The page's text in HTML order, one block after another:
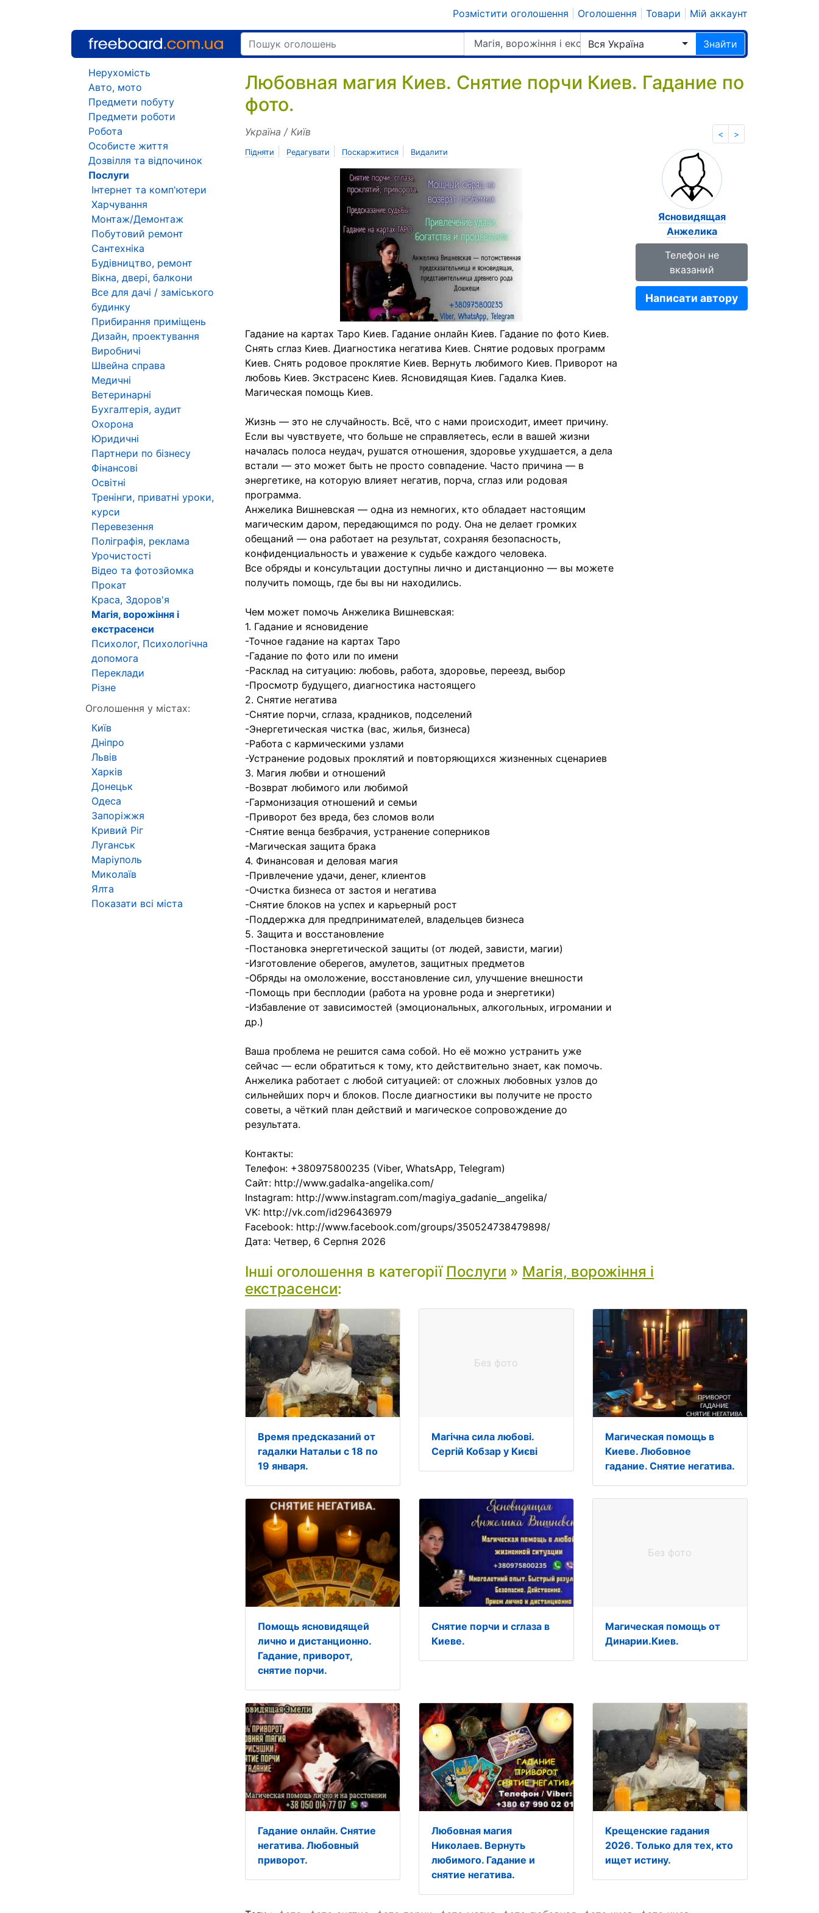
Розмістити оголошення Оголошення Товари Мій аккаунт
Магія, ворожіння і екстрасенси
Вся Україна Знайти
Любовная магия Киев. Снятие порчи Киев. Гадание по
фото.
< >
Україна / Київ
Підняти Редагувати Поскаржитися Видалити
Гадание на картах Таро Киев. Гадание онлайн Киев. Гадание по фото Киев.
Снять сглаз Киев. Диагностика негатива Киев. Снятие родовых программ
Киев. Снять родовое проклятие Киев. Вернуть любимого Киев. Приворот на
любовь Киев. Экстрасенс Киев. Ясновидящая Киев. Гадалка Киев.
Магическая помощь Киев.
Жизнь — это не случайность. Всё, что с нами происходит, имеет причину.
Если вы чувствуете, что больше не справляетесь, если в вашей жизни
началась полоса неудач, рушатся отношения, здоровье ухудшается, а дела
встали — это может быть не просто совпадение. Часто причина — в
энергетике, на которую влияет негатив, порча, сглаз или родовая
программа.
Анжелика Вишневская — одна из немногих, кто обладает настоящим
магическим даром, передающимся по роду. Она не делает громких
обещаний — она работает на результат, сохраняя безопасность,
конфиденциальность и уважение к судьбе каждого человека.
Все обряды и консультации доступны лично и дистанционно — вы можете
получить помощь, где бы вы ни находились.
Чем может помочь Анжелика Вишневская:
1. Гадание и ясновидение
-Точное гадание на картах Таро
-Гадание по фото или по имени
-Расклад на ситуацию: любовь, работа, здоровье, переезд, выбор
-Просмотр будущего, диагностика настоящего
2. Снятие негатива
-Снятие порчи, сглаза, крадников, подселений
-Энергетическая чистка (вас, жилья, бизнеса)
-Работа с кармическими узлами
-Устранение родовых проклятий и повторяющихся жизненных сценариев
3. Магия любви и отношений
-Возврат любимого или любимой
-Гармонизация отношений и семьи
-Приворот без вреда, без сломов воли
-Снятие венца безбрачия, устранение соперников
-Магическая защита брака
4. Финансовая и деловая магия
-Привлечение удачи, денег, клиентов
-Очистка бизнеса от застоя и негатива
-Снятие блоков на успех и карьерный рост
-Поддержка для предпринимателей, владельцев бизнеса
5. Защита и восстановление
-Постановка энергетической защиты (от людей, зависти, магии)
-Изготовление оберегов, амулетов, защитных предметов
-Обряды на омоложение, восстановление сил, улучшение внешности
-Помощь при бесплодии (работа на уровне рода и энергетики)
-Избавление от зависимостей (эмоциональных, алкогольных, игромании и
др.)
Ваша проблема не решится сама собой. Но её можно устранить уже
сейчас — если обратиться к тому, кто действительно знает, как помочь.
Анжелика работает с любой ситуацией: от сложных любовных узлов до
сильнейших порч и блоков. После диагностики вы получите не просто
советы, а чёткий план действий и магическое сопровождение до
результата.
Контакты:
Телефон: +380975800235 (Viber, WhatsApp, Telegram)
Сайт: http://www.gadalka-angelika.com/
Instagram: http://www.instagram.com/magiya_gadanie__angelika/
VK: http://vk.com/id296436979
Facebook: http://www.facebook.com/groups/350524738479898/
Дата: Четвер, 6 Серпня 2026
Ясновидящая
Анжелика
Телефон не
вказаний
Написати автору
Інші оголошення в категорії Послуги » Магія, ворожіння і
екстрасенси:
Время предсказаний от
гадалки Натальи с 18 по
19 января.
Без фото
Магічна сила любові.
Сергій Кобзар у Києві
Магическая помощь в
Киеве. Любовное
гадание. Снятие негатива.
Помощь ясновидящей
лично и дистанционно.
Гадание, приворот,
снятие порчи.
Снятие порчи и сглаза в
Киеве.
Без фото
Магическая помощь от
Динарии.Киев.
Гадание онлайн. Снятие
негатива. Любовный
приворот.
Любовная магия
Николаев. Вернуть
любимого. Гадание и
снятие негатива.
Крещенские гадания
2026. Только для тех, кто
ищет истину.
Нерухомість
Авто, мото
Предмети побуту
Предмети роботи
Робота
Особисте життя
Дозвілля та відпочинок
Послуги
Інтернет та комп'ютери
Харчування
Монтаж/Демонтаж
Побутовий ремонт
Сантехніка
Будівництво, ремонт
Вікна, двері, балкони
Все для дачі / заміського
будинку
Прибирання приміщень
Дизайн, проектування
Виробничі
Швейна справа
Медичні
Ветеринарні
Бухгалтерія, аудит
Охорона
Юридичні
Партнери по бізнесу
Фінансові
Освітні
Тренінги, приватні уроки,
курси
Перевезення
Поліграфія, реклама
Урочистості
Відео та фотозйомка
Прокат
Краса, Здоров'я
Магія, ворожіння і
екстрасенси
Психолог, Психологічна
допомога
Переклади
Різне
Оголошення у містах:
Київ
Дніпро
Львів
Харків
Донецьк
Одеса
Запоріжжя
Кривий Ріг
Луганськ
Маріуполь
Миколаїв
Ялта
Показати всі міста